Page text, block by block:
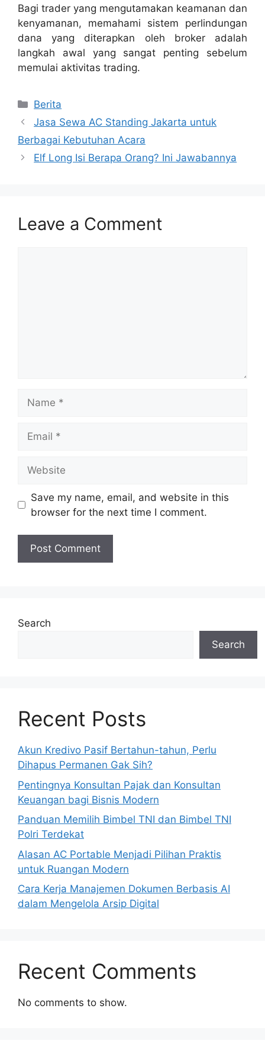
Bagi trader yang mengutamakan keamanan dan
kenyamanan, memahami sistem perlindungan
dana yang diterapkan oleh broker adalah
langkah awal yang sangat penting sebelum
memulai aktivitas trading.
Categories
Berita
Jasa Sewa AC Standing Jakarta untuk
Berbagai Kebutuhan Acara
Elf Long Isi Berapa Orang? Ini Jawabannya
Leave a Comment
Save my name, email, and website in this
browser for the next time I comment.
Search
Search
Recent Posts
Akun Kredivo Pasif Bertahun-tahun, Perlu
Dihapus Permanen Gak Sih?
Pentingnya Konsultan Pajak dan Konsultan
Keuangan bagi Bisnis Modern
Panduan Memilih Bimbel TNI dan Bimbel TNI
Polri Terdekat
Alasan AC Portable Menjadi Pilihan Praktis
untuk Ruangan Modern
Cara Kerja Manajemen Dokumen Berbasis AI
dalam Mengelola Arsip Digital
Recent Comments
No comments to show.